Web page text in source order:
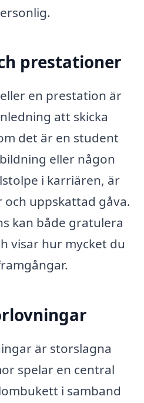
prestationer
en prestation är
att skicka
det är en student
eller någon
i karriären, är
uppskattad gåva.
kan både gratulera
visar hur mycket du
är storslagna
spelar en central
i samband